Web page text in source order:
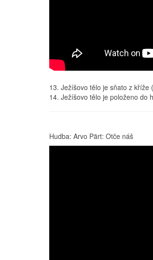
13. Ježíšovo tělo je sňato z kříže
14. Ježíšovo tělo je položeno do
Hudba: Arvo Pärt: Otče náš